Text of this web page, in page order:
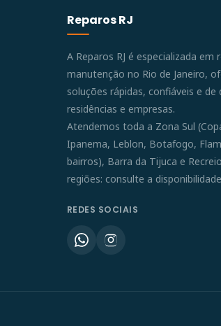
Reparos RJ
A Reparos RJ é especializada em
manutenção no Rio de Janeiro,
soluções rápidas, confiáveis e de
residências e empresas.
Atendemos toda a Zona Sul
Ipanema, Leblon, Botafogo,
bairros), Barra da Tijuca e
regiões: consulte a
REDES SOCIAIS